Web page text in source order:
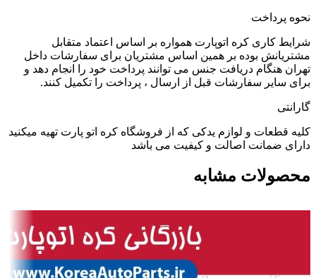
نحوه پرداخت
شرایط کاری کره اتوپارت همواره بر اساس اعتماد متقابل
مشتریانش بوده بر همین اساس مشتریان برای سفارشات داخل
تهران هنگام دریافت جنس می توانند پرداخت خود را انجام دهد و
برای سایر سفارشات قبل از ارسال ، پرداخت را تکمیل کنند.
گارانتی
کلیه قطعات و لوازم یدکی که از فروشگاه کره اتو پارت تهیه میکنید
دارای ضمانت اصالت و کیفیت می باشد
محصولات مشابه